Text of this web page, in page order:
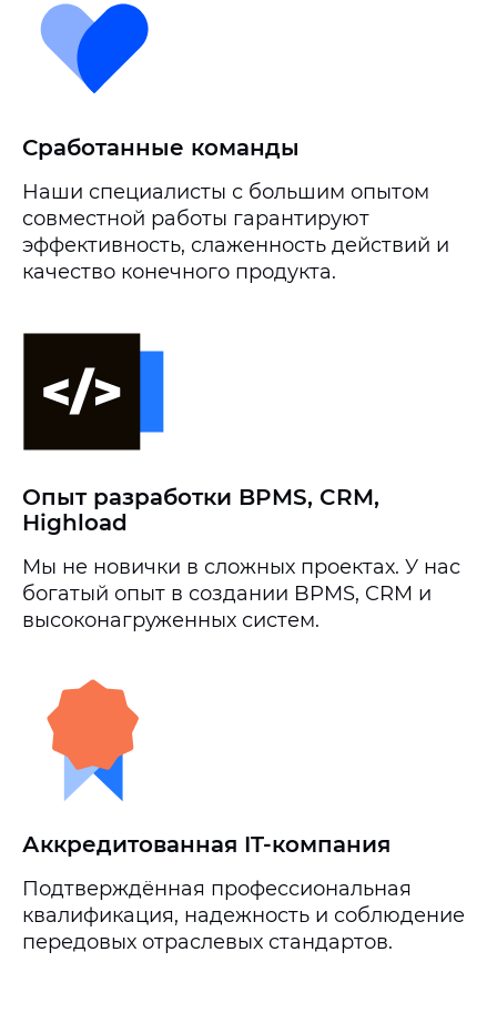
Сработанные команды
Наши специалисты с большим опытом
совместной работы гарантируют
эффективность, слаженность действий и
качество конечного продукта.
Опыт разработки BPMS, CRM,
Highload
Мы не новички в сложных проектах. У нас
богатый опыт в создании BPMS, CRM и
высоконагруженных систем.
Аккредитованная IT-компания
Подтверждённая профессиональная
квалификация, надежность и соблюдение
передовых отраслевых стандартов.